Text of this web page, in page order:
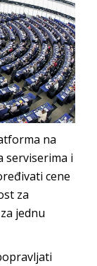
na
serviserima i
cene
za
jednu